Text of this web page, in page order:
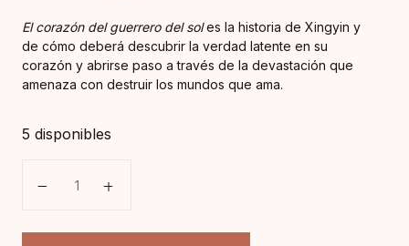
El corazón del guerrero del soles la historia de Xingyin y
de cómo deberá descubrir la verdad latente en su
corazón y abrirse paso a través de la devastación que
amenaza con destruir los mundos que ama.
5 disponibles